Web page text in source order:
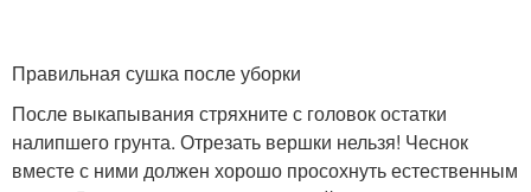
Правильная сушка после уборки
После выкапывания стряхните с головок остатки
налипшего грунта. Отрезать вершки нельзя! Чеснок
вместе с ними должен хорошо просохнуть естественным